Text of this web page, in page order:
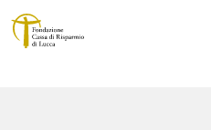
Navigazione principale